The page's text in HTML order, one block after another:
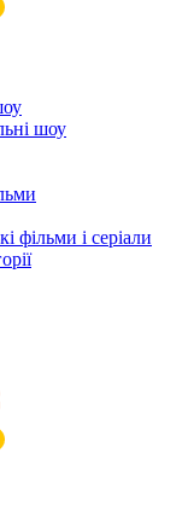
шоу
фільми і серіали